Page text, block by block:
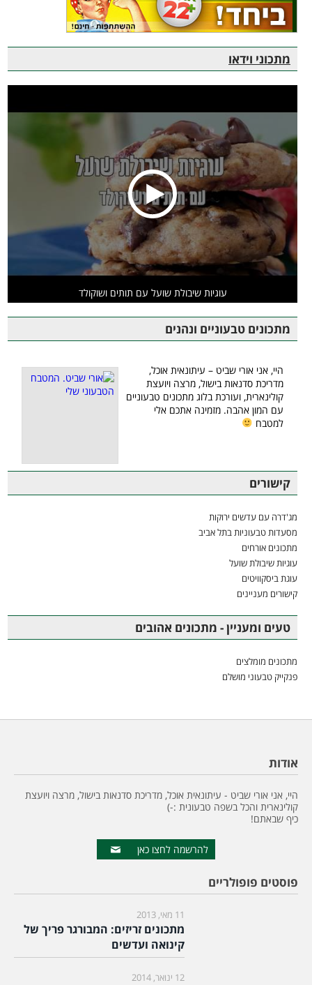
מתכוני וידאו
עוגיות שיבולת שועל עם תותים ושוקולד
מתכונים טבעוניים ונהנים
היי, אני אורי שביט – עיתונאית אוכל,
מדריכת סדנאות בישול, מרצה ויועצת
קולינארית, ועורכת בלוג מתכונים טבעוניים
עם המון אהבה. מזמינה אתכם אלי
למטבח
קישורים
מג'דרה עם עדשים ירוקות
מסעדות טבעוניות בתל אביב
מתכונים אורחים
עוגיות שיבולת שועל
עוגת ביסקוויטים
קישורים מעניינים
טעים ומעניין - מתכונים אהובים
מתכונים מומלצים
פנקייק טבעוני מושלם
אודות
היי, אני אורי שביט - עיתונאית אוכל, מדריכת סדנאות בישול, מרצה ויועצת
קולינארית והכל בשפה טבעונית :-)
כיף שבאתם!
להרשמה לחצו כאן
פוסטים פופולריים
11 מאי, 2013
מתכונים זריזים: המבורגר פריך של
קינואה ועדשים
12 ינואר, 2014